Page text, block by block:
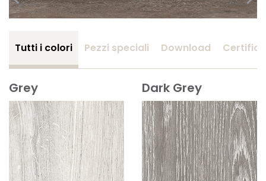
Tutti i colori Pezzi speciali Download
Grey Dark Grey